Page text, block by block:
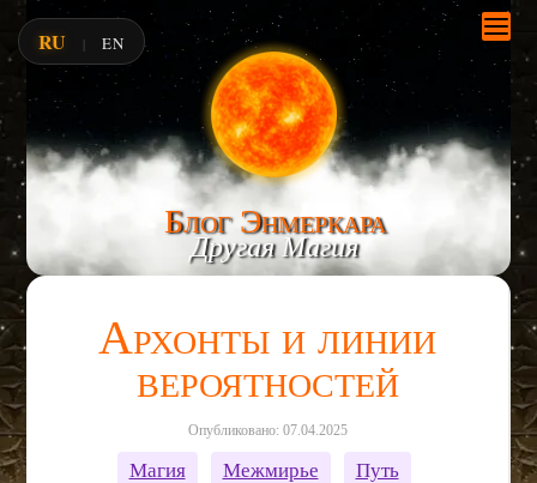
Блог Энмеркара
Другая Магия
Архонты и линии
вероятностей
Опубликовано: 07.04.2025
Магия Межмирье Путь
RU | EN